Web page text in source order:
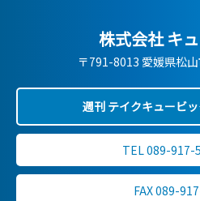
株式会社 キ
〒791-8013 愛媛県松
週刊 テイクキュービ
TEL 089-917-
FAX 089-